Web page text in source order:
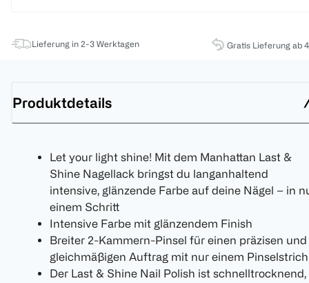
Lieferung in 2-3 Werktagen Gratis Lieferung ab
Produktdetails
Let your light shine! Mit dem Manhattan Last &
Shine Nagellack bringst du langanhaltend
intensive, glänzende Farbe auf deine Nägel – in
einem Schritt
Intensive Farbe mit glänzendem Finish
Breiter 2-Kammern-Pinsel für einen präzisen und
gleichmäßigen Auftrag mit nur einem Pinselstrich
Der Last & Shine Nail Polish ist schnelltrocknend,